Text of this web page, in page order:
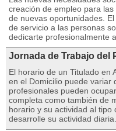
creación de empleo para
de nuevas oportunidades.
de servicio a las personas
dedicarte profesionalmente
Jornada de Trabajo del
El horario de un Titulado en
en el Domicilio puede variar
profesionales pueden
completa como también de
horario y su actividad al
desarrolle su actividad diaria.